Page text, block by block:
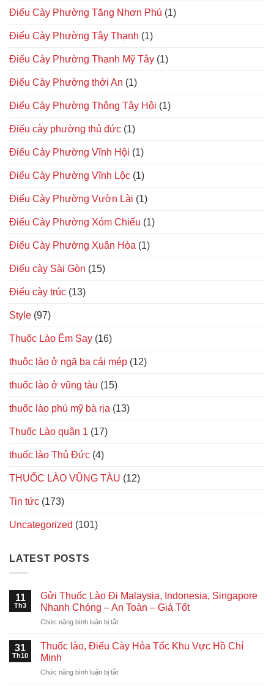
Điếu Cày Phường Tăng Nhơn Phú (1)
Điếu Cày Phường Tây Thạnh (1)
Điếu Cày Phường Thạnh Mỹ Tây (1)
Điếu Cày Phường thới An (1)
Điếu Cày Phường Thông Tây Hội (1)
Điếu cày phường thủ đức (1)
Điếu Cày Phường Vĩnh Hội (1)
Điếu Cày Phường Vĩnh Lộc (1)
Điếu Cày Phường Vườn Lài (1)
Điếu Cày Phường Xóm Chiếu (1)
Điếu Cày Phường Xuân Hòa (1)
Điếu cày Sài Gòn (15)
Điếu cày trúc (13)
Style (97)
Thuốc Lào Êm Say (16)
thuôc lào ở ngã ba cái mép (12)
thuốc lào ở vũng tàu (15)
thuốc lào phú mỹ bà rịa (13)
Thuốc Lào quận 1 (17)
thuốc lào Thủ Đức (4)
THUỐC LÀO VŨNG TÀU (12)
Tin tức (173)
Uncategorized (101)
LATEST POSTS
11
Th3
Gửi Thuốc Lào Đi Malaysia, Indonesia, Singapore
Nhanh Chóng – An Toàn – Giá Tốt
Chức năng bình luận bị tắtở
Thuốc
Lào
Malaysia,
31
Th10
Thuốc lào, Điếu Cày Hỏa Tốc Khu Vực Hồ Chí
Minh
Chức năng bình luận bị tắtở